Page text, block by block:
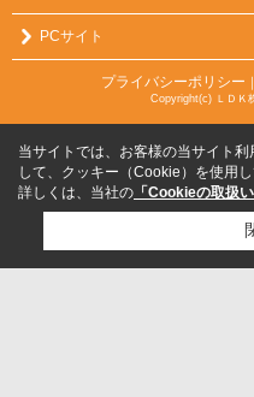
PCサイト
プライバシーポリシー ｜
Copyright(c) ＬＤＫ
当サイトでは、お客様の当サイト
して、クッキー（Cookie）を使用し
詳しくは、当社の 「Cookieの取扱